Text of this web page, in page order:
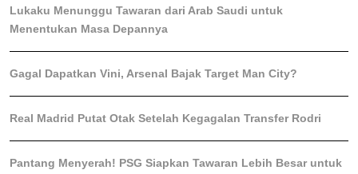
Lukaku Menunggu Tawaran dari Arab Saudi untuk
Menentukan Masa Depannya
Gagal Dapatkan Vini, Arsenal Bajak Target Man City?
Real Madrid Putat Otak Setelah Kegagalan Transfer Rodri
Pantang Menyerah! PSG Siapkan Tawaran Lebih Besar untuk